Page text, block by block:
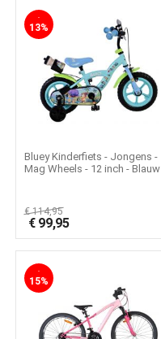
-
13%
Bluey Kinderfiets - Jongens -
Mag Wheels - 12 inch - Blauw
€114,95
€ 99,95
-
15%